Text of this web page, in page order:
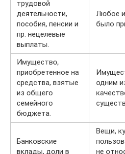
трудовой
деятельности,
пособия, пенсии и
пр. нецелевые
выплаты.
Любое
было
Имущество,
приобретенное на
средства, взятые
из общего
семейного
бюджета.
одним
Банковские
вклады, доли в
Вещи,
не